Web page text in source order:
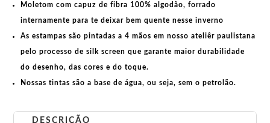
Moletom com capuz de fibra 100% algodão, forrado
internamente para te deixar bem quente nesse inverno
As estampas são pintadas a 4 mãos em nosso ateliêr paulistana
pelo processo de silk screen que garante maior durabilidade
do desenho, das cores e do toque.
Nossas tintas são a base de água, ou seja, sem o petrolão.
DESCRIÇÃO